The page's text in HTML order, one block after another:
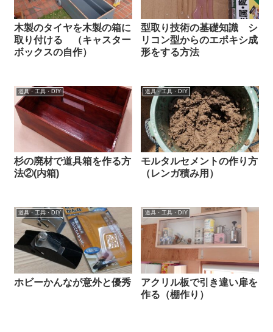
木製のタイヤを木製の箱に
取り付ける （キャスター
ボックスの自作）
型取り技術の基礎知識 シ
リコン型からのエポキシ成
形をする方法
道具・工具・DIY
杉の廃材で道具箱を作る方
法②(内箱)
道具・工具・DIY
モルタルセメントの作り方
（レンガ積み用）
道具・工具・DIY
ホビーかんなが意外と優秀
道具・工具・DIY
アクリル板で引き違い扉を
作る（棚作り）